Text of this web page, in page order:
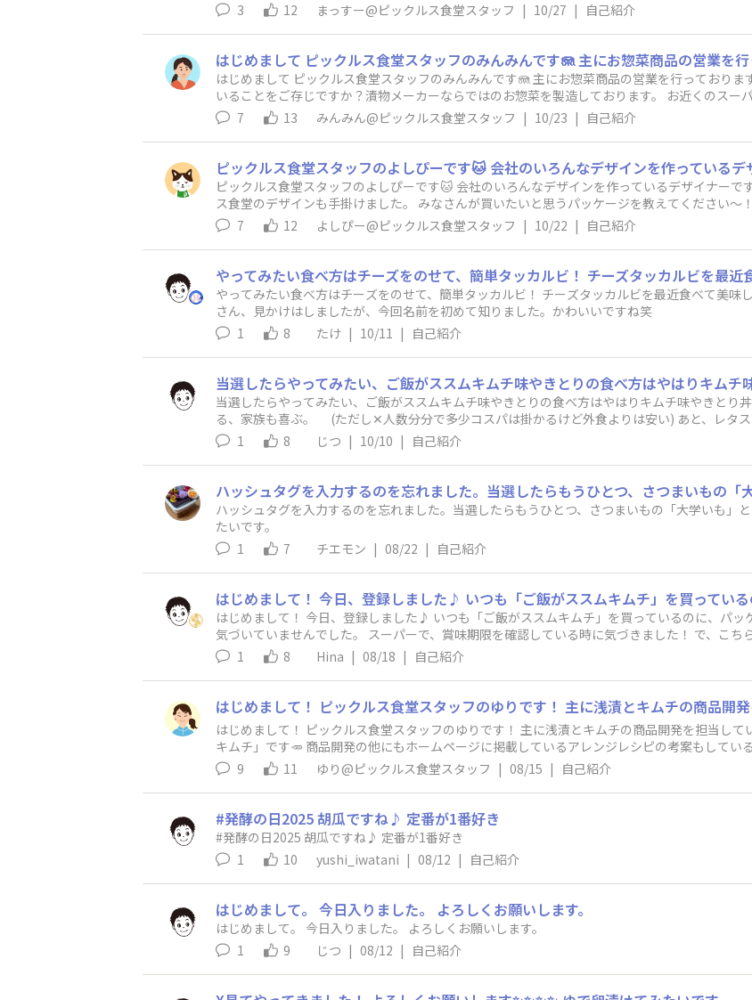
3
12 まっすー@ピックルス食堂スタッフ | 10/27 | 自己紹介
はじめまして ピックルス食堂スタッフのみんみんです🪼 主にお惣菜商品の営業を行っており
いることをご存じですか？漬物メーカーならではのお惣菜を製造しております。 お近くのスー
ん…！ サイトでも商品をチェックできますのでご興味ありましたらご覧ください🥒🍆 https://
7 13 みんみん@ピックルス食堂スタッフ | 10/23 | 自己紹介
ピックルス食堂スタッフのよしぴーです🐱 会社のいろんなデザインを作っているデザイナー
ス食堂のデザインも手掛けました。 みなさんが買いたいと思うパッケージを教えてください～！
7
12 よしぴー@ピックルス食堂スタッフ | 10/22 | 自己紹介
やってみたい食べ方はチーズをのせて、簡単タッカルビ！ チーズタッカルビを最近食べて美味
さん、見かけはしましたが、今回名前を初めて知りました。かわいいですね笑
1
8 たけ | 10/11 | 自己紹介
当選したらやってみたい、ご飯がススムキムチ味やきとりの食べ方はやはりキムチ味やきとり
る、家族も喜ぶ。 (ただし✕人数分分で多少コスパは掛かるけど外食よりは安い) あと、レタ
野菜とご飯がススムキムチ味やきとりとマヨネーズ乗せて巻いて食べるのも野菜が取れて良さそ
1 8 じつ | 10/10 | 自己紹介
ハッシュタグを入力するのを忘れました。当選したらもうひとつ、さつまいもの「大学いも」と小松菜の
たいです。
1
7 チエモン | 08/22 | 自己紹介
はじめまして！ 今日、登録しました♪ いつも「ご飯がススムキムチ」を買っているのに、パッケージの 公式ファンコミュニティサイトの紹介に
気づいていませんでした。 スーパーで、賞味期限を確認している時に気づきました！ で、こちらに辿りつき
します❣
1 8 Hina | 08/18 | 自己紹介
はじめまして！ ピックルス食堂スタッフのゆりです！ 主に浅漬とキムチの商品開発を担当し
キムチ」です🥕 商品開発の他にもホームページに掲載しているアレンジレシピの考案もしている
く活気のある楽しい「ピックルス食堂」にしていけたら嬉しいです♬よろしくお願いします！
9 11 ゆり@ピックルス食堂スタッフ | 08/15 | 自己紹介
#発酵の日2025 胡瓜ですね♪ 定番が1番好き
#発酵の日2025 胡瓜ですね♪ 定番が1番好き
1
10 yushi_iwatani | 08/12 | 自己紹介
はじめまして。 今日入りました。 よろしくお願いします。
はじめまして。 今日入りました。 よろしくお願いします。
1
9 じつ | 08/12 | 自己紹介